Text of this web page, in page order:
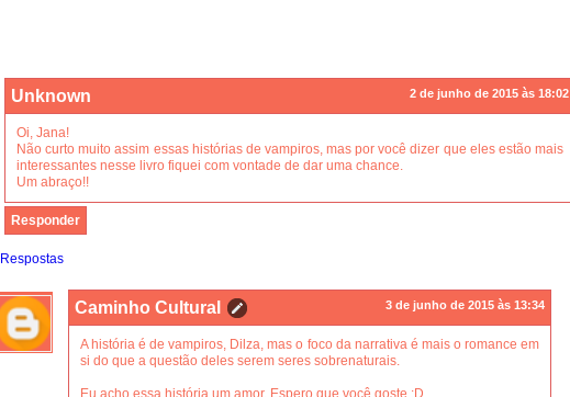
Unknown 2 de junho de 2015 às 18:02
Oi, Jana!
Não curto muito assim essas histórias de vampiros, mas por você dizer que eles estão mais
interessantes nesse livro fiquei com vontade de dar uma chance.
Um abraço!!
Responder
Respostas
Caminho Cultural 3 de junho de 2015 às 13:34
A história é de vampiros, Dilza, mas o foco da narrativa é mais o romance em
si do que a questão deles serem seres sobrenaturais.
Eu acho essa história um amor. Espero que você goste :D